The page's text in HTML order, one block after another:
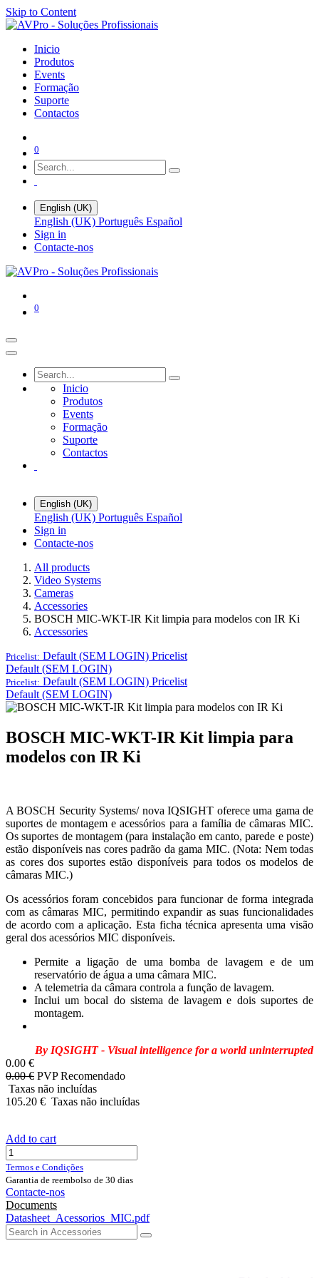
Skip to Content
Inicio
Produtos
Events
Formação
Suporte
Contactos
0
English (UK)
English (UK) Português Español
Sign in
Contacte-nos
0
Inicio
Produtos
Events
Formação
Suporte
Contactos
English (UK)
English (UK) Português Español
Sign in
Contacte-nos
All products
Video Systems
Cameras
Accessories
BOSCH MIC-WKT-IR Kit limpia para modelos con IR Ki
Accessories
Pricelist: Default (SEM LOGIN) Pricelist
Default (SEM LOGIN)
Pricelist: Default (SEM LOGIN) Pricelist
Default (SEM LOGIN)
BOSCH MIC-WKT-IR Kit limpia para
modelos con IR Ki
A BOSCH Security Systems/ nova IQSIGHT oferece uma gama de
suportes de montagem e acessórios para a família de câmaras MIC.
Os suportes de montagem (para instalação em canto, parede e poste)
estão disponíveis nas cores padrão da gama MIC. (Nota: Nem todas
as cores dos suportes estão disponíveis para todos os modelos de
câmaras MIC.)
Os acessórios foram concebidos para funcionar de forma integrada
com as câmaras MIC, permitindo expandir as suas funcionalidades
de acordo com a aplicação. Esta ficha técnica apresenta uma visão
geral dos acessórios MIC disponíveis.
Permite a ligação de uma bomba de lavagem e de um
reservatório de água a uma câmara MIC.
A telemetria da câmara controla a função de lavagem.
Inclui um bocal do sistema de lavagem e dois suportes de
montagem.
By IQSIGHT - Visual intelligence for a world uninterrupted
0.00 €
0.00€ PVP Recomendado
Taxas não incluídas
105.20 € Taxas não incluídas
Add to cart
Termos e Condições
Garantia de reembolso de 30 dias
Contacte-nos
Documents
Datasheet_Acessorios_MIC.pdf